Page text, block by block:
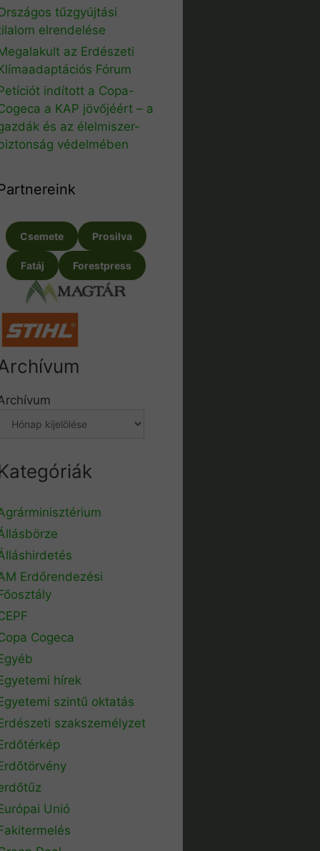
tűzgyújtási
elrendelése
az Erdészeti
Fórum
indított a Copa-
a KAP jövőjéért – a
és az élelmiszer-
védelmében
Csemete Prosilva
Fatáj Forestpress
Erdőrendezési
Cogeca
hírek
szintű oktatás
szakszemélyzet
Unió